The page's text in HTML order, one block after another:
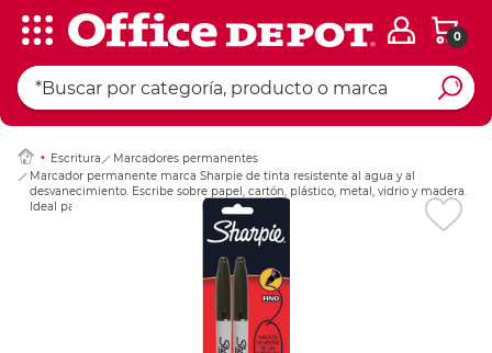
0
Escritura
Marcadores permanentes
Marcador permanente marca Sharpie de tinta resistente al agua y al
desvanecimiento. Escribe sobre papel, cartón, plástico, metal, vidrio y madera.
Ideal para etiquetar y marcar en oficina, taller y bodega.
Ingresar Codigo